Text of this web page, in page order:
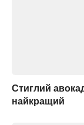
Стиглий
найкращий